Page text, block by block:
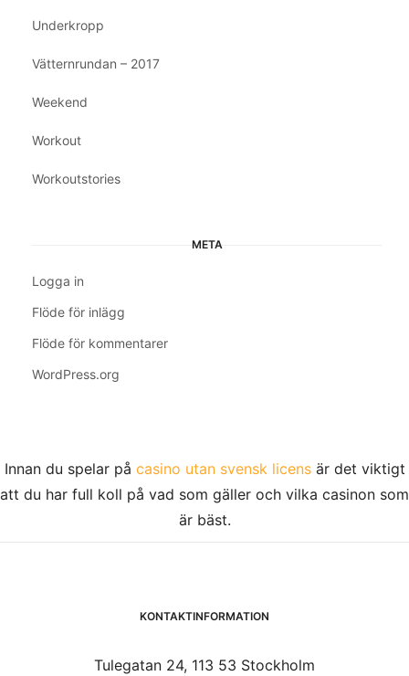
Underkropp
Vätternrundan – 2017
Weekend
Workout
Workoutstories
META
Logga in
Flöde för inlägg
Flöde för kommentarer
WordPress.org
Innan du spelar på casino utan svensk licensär det viktigt
att du har full koll på vad som gäller och vilka casinon som
är bäst.
KONTAKTINFORMATION
Tulegatan 24, 113 53 Stockholm